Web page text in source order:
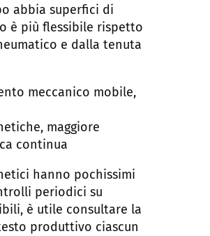
abbia superfici di
è più flessibile rispetto
e dalla tenuta
meccanico mobile,
maggiore
continua
hanno pochissimi
periodici su
è utile consultare la
produttivo ciascun